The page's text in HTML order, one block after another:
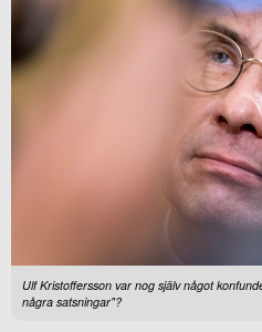
Ulf Kristoffersson var nog själv något
några satsningar"?